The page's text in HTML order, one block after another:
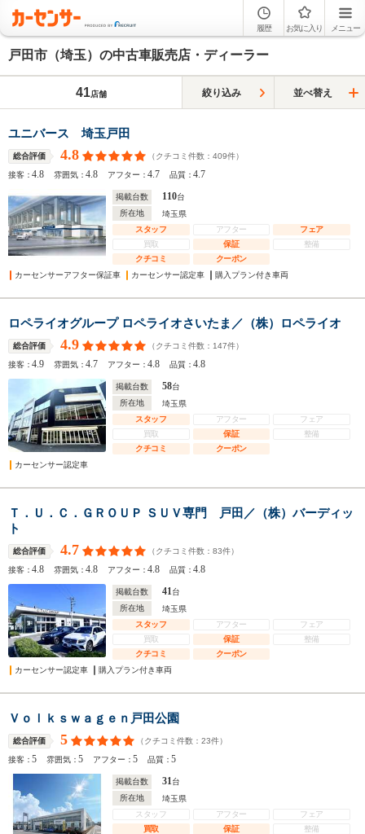
履歴 お気に入り メニュー
戸田市（埼玉）の中古車販売店・ディーラー
41店舗 絞り込み 並べ替え
ユニバース 埼玉戸田
総合評価 4.8 （クチコミ件数： 409件）
接客：4.8 雰囲気：4.8 アフター：4.7 品質：4.7
掲載台数 110台
所在地
埼玉県
スタッフ
アフター
フェア
買取
保証
整備
クチコミ
クーポン
カーセンサーアフター保証車
カーセンサー認定車 購入プラン付き車両
ロペライオグループ ロペライオさいたま／（株）ロペライオ
総合評価 4.9 （クチコミ件数： 147件）
接客：4.9 雰囲気：4.7 アフター：4.8 品質：4.8
掲載台数 58台
所在地
埼玉県
スタッフ
アフター
フェア
買取
保証
整備
クチコミ
クーポン
カーセンサー認定車
Ｔ．Ｕ．Ｃ．ＧＲＯＵＰ ＳＵＶ専門 戸田／（株）バーディッ
ト
総合評価 4.7 （クチコミ件数： 83件）
接客：4.8 雰囲気：4.8 アフター：4.8 品質：4.8
掲載台数 41台
所在地
埼玉県
スタッフ
アフター
フェア
買取
保証
整備
クチコミ
クーポン
カーセンサー認定車
購入プラン付き車両
Ｖｏｌｋｓｗａｇｅｎ戸田公園
総合評価 5 （クチコミ件数： 23件）
接客：5 雰囲気：5 アフター：5 品質：5
掲載台数 31台
所在地
埼玉県
スタッフ
アフター
フェア
買取
保証
整備